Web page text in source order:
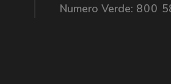
Numero Verde: 800